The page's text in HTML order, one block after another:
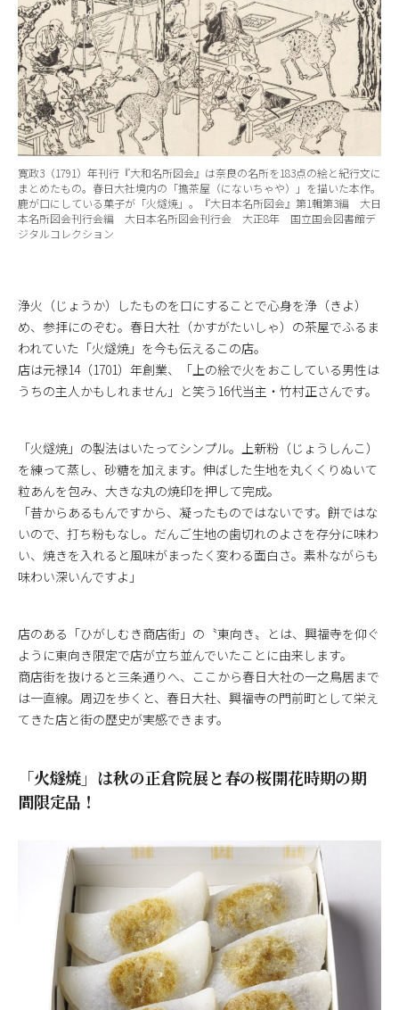
寛政3（1791）年刊行『大和名所図会』は奈良の名所を183点の絵と紀行文に
まとめたもの。春日大社境内の「擔茶屋（にないちゃや）」を描いた本作。
鹿が口にしている菓子が「火燧焼」。『大日本名所図会』第1輯第3編 大日
本名所図会刊行会編 大日本名所図会刊行会 大正8年 国立国会図書館デ
ジタルコレクション
浄火（じょうか）したものを口にすることで心身を浄（きよ）
め、参拝にのぞむ。春日大社（かすがたいしゃ）の茶屋でふるま
われていた「火燧焼」を今も伝えるこの店。
店は元禄14（1701）年創業、「上の絵で火をおこしている男性は
うちの主人かもしれません」と笑う16代当主・竹村正さんです。
「火燧焼」の製法はいたってシンプル。上新粉（じょうしんこ）
を練って蒸し、砂糖を加えます。伸ばした生地を丸くくりぬいて
粒あんを包み、大きな丸の焼印を押して完成。
「昔からあるもんですから、凝ったものではないです。餅ではな
いので、打ち粉もなし。だんご生地の歯切れのよさを存分に味わ
い、焼きを入れると風味がまったく変わる面白さ。素朴ながらも
味わい深いんですよ」
店のある「ひがしむき商店街」の〝東向き〟とは、興福寺を仰ぐ
ように東向き限定で店が立ち並んでいたことに由来します。
商店街を抜けると三条通りへ、ここから春日大社の一之鳥居まで
は一直線。周辺を歩くと、春日大社、興福寺の門前町として栄え
てきた店と街の歴史が実感できます。
「火燧焼」は秋の正倉院展と春の桜開花時期の期
間限定品！